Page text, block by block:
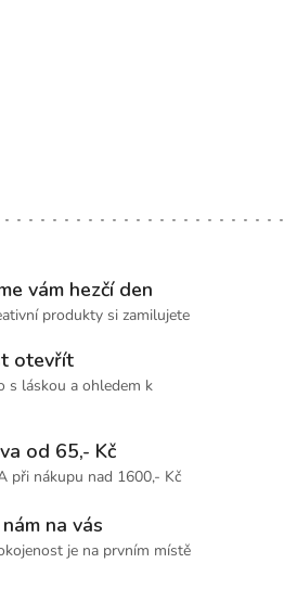
vám hezčí den
produkty si zamilujete
otevřít
s láskou a ohledem k
od 65,- Kč
při nákupu nad 1600,- Kč
na vás
je na prvním místě